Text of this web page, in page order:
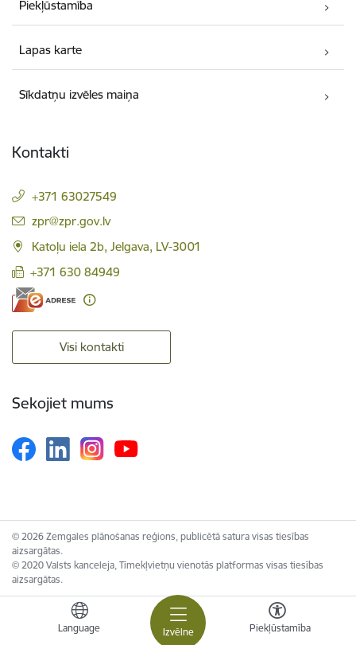
Izvēlne
Language Piekļūstamība
Piekļūstamība
Lapas karte
Sīkdatņu izvēles maiņa
Kontakti
+371 63027549
E-pasts:
zpr@zpr.gov.lv
Katoļu iela 2b, Jelgava, LV-3001
+371 630 84949
Visi kontakti
Sekojiet mums
© 2026 Zemgales plānošanas reģions, publicētā satura visas tiesības
aizsargātas.
© 2020 Valsts kanceleja, Tīmekļvietņu vienotās platformas visas tiesības
aizsargātas.